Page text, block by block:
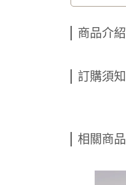
商品介紹
訂購須知
相關商品